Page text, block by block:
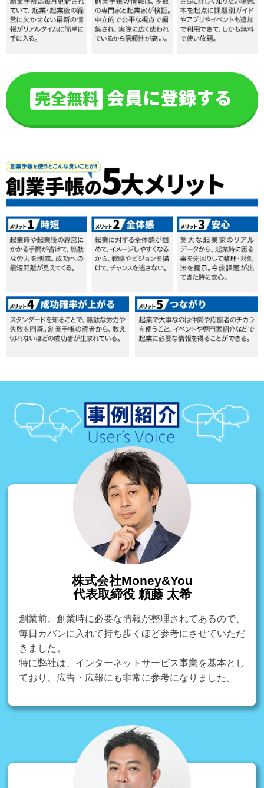
株式会社Money&You
代表取締役 頼藤 太希
創業前、創業時に必要な情報が整理されてあるので、
毎日カバンに入れて持ち歩くほど参考にさせていただ
きました。
特に弊社は、インターネットサービス事業を基本とし
ており、広告・広報にも非常に参考になりました。